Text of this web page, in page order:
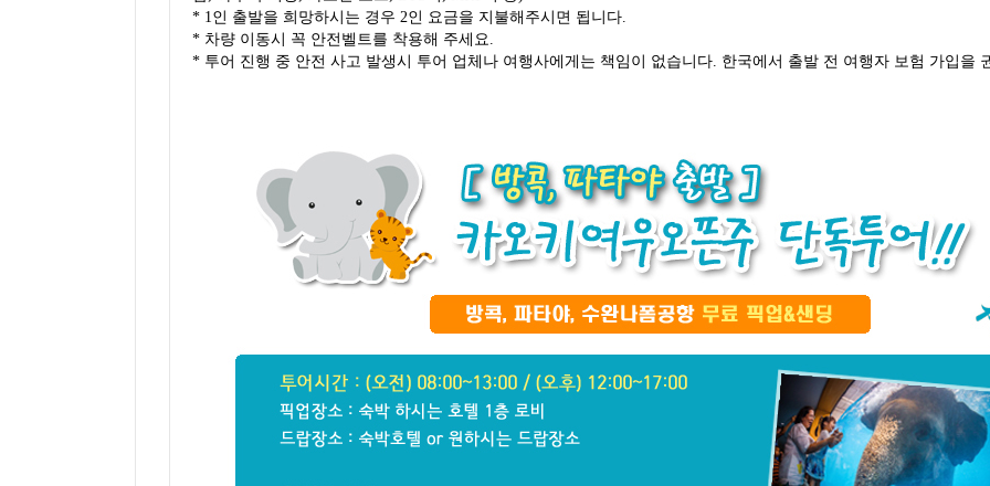
* 1인 출발을 희망하시는 경우 2인 요금을 지불해주시면 됩니다.
* 차량 이동시 꼭 안전벨트를 착용해 주세요.
* 투어 진행 중 안전 사고 발생시 투어 업체나 여행사에게는 책임이 없습니다. 한국에서 출발 전 여행자 보험 가입을